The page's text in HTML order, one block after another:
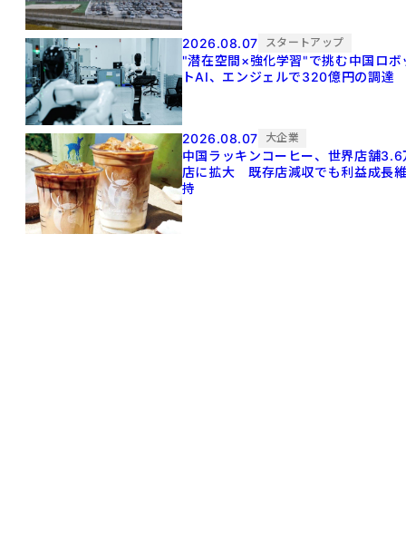
2026.08.07 スタートアップ
"潜在空間×強化学習"で挑む中国ロボ
トAI、エンジェルで320億円の調達
2026.08.07 大企業
中国ラッキンコーヒー、世界店舗3.6
店に拡大 既存店減収でも利益成長
持